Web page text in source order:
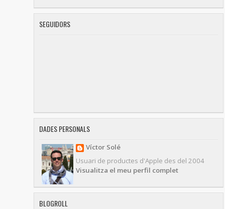
SEGUIDORS
DADES PERSONALS
Víctor Solé
Usuari de productes d'Apple des del 2004
Visualitza el meu perfil complet
BLOGROLL